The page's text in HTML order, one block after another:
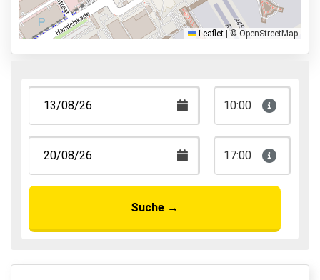
Shuttle Parken
Valet Parken
Park & Walk
Leaflet © OpenStreetMap
10:00
17:00
Suche →